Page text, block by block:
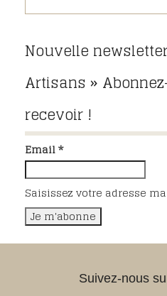
Nouvelle
Artisans »
recevoir !
Email *
Saisissez votre adresse
Suivez-nous